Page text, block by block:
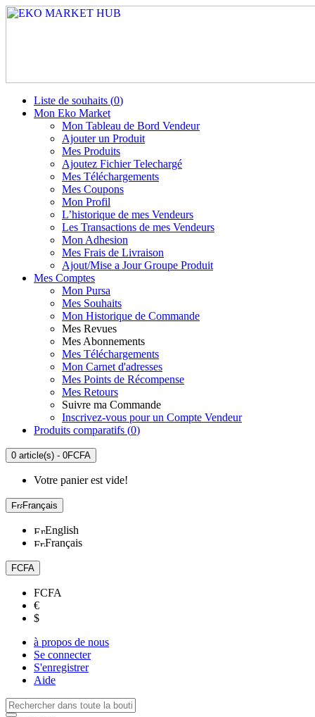
Liste de souhaits (0)
Mon Eko Market
Mon Tableau de Bord Vendeur
Ajouter un Produit
Mes Produits
Ajoutez Fichier Telechargé
Mes Téléchargements
Mes Coupons
Mon Profil
L’historique de mes Vendeurs
Les Transactions de mes Vendeurs
Mon Adhesion
Mes Frais de Livraison
Ajout/Mise a Jour Groupe Produit
Mes Comptes
Mon Pursa
Mes Souhaits
Mon Historique de Commande
Mes Revues
Mes Abonnements
Mes Téléchargements
Mon Carnet d'adresses
Mes Points de Récompense
Mes Retours
Suivre ma Commande
Inscrivez-vous pour un Compte Vendeur
Produits comparatifs (0)
0 article(s) - 0FCFA
Votre panier est vide!
Français
English
Français
FCFA
FCFA
€
$
à propos de nous
Se connecter
S'enregistrer
Aide